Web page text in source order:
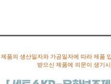
제품의 생산일자와 가공일자에 따라 제품
받으신 제품에 의문이 생기